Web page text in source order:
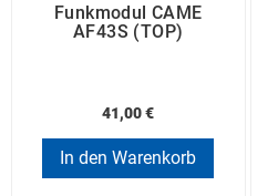
Funkmodul CAME
AF43S (TOP)
41,00 €
In den Warenkorb